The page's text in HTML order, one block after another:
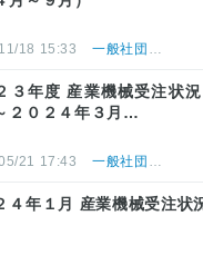
18 15:33 一般社団法人 日本産業機械工業会
３年度 産業機械受注状
２０２４年３月…
21 17:43 一般社団法人 日本産業機械工業会
４年１月 産業機械受注状